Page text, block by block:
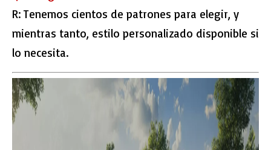
R: Tenemos cientos de patrones para elegir, y
mientras tanto, estilo personalizado disponible si
lo necesita.